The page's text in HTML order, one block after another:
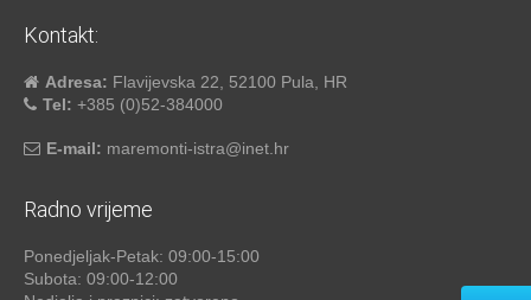
Kontakt:
Adresa: Flavijevska 22, 52100 Pula, HR
Tel: +385 (0)52-384000
E-mail: maremonti-istra@inet.hr
Radno vrijeme
Ponedjeljak-Petak: 09:00-15:00
Subota: 09:00-12:00